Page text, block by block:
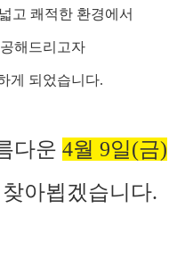
고 쾌적한 환경에서
해드리고자
게 되었습니다.
다운 4월 9일(금)
아뵙겠습니다.